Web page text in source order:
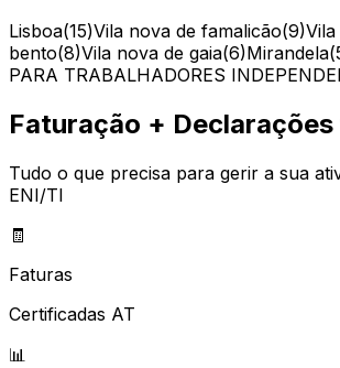
Lisboa(15)Vila nova de famalicão(9)
bento(8)Vila nova de gaia(6)Mirandela(
PARA TRABALHADORES
Faturação +
Tudo o que precisa para gerir a sua
ENI/TI
🧾
Faturas
Certificadas AT
📊